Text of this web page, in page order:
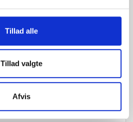
Tillad alle
Tillad valgte
Afvis